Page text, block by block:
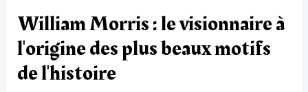
William Morris : le visionnaire à
l'origine des plus beaux motifs
de l'histoire